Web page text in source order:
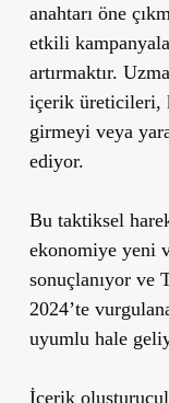
anahtarı öne
etkili
artırmaktır.
içerik üreticileri,
girmeyi veya
ediyor.
Bu taktiksel
ekonomiye yeni
sonuçlanıyor ve
2024’te
uyumlu hale
İçerik